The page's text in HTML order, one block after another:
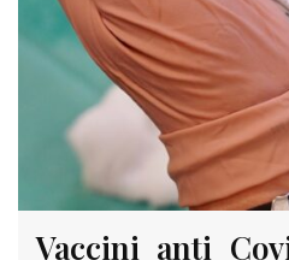
Vaccini anti